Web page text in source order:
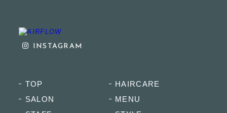
INSTAGRAM
TOP
HAIRCARE
SALON
MENU